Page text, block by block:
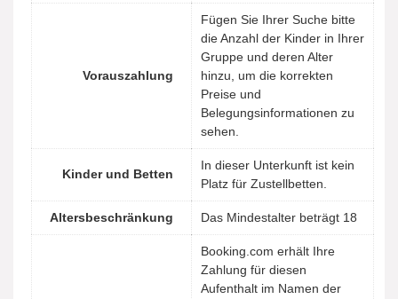
Vorauszahlung
Fügen Sie Ihrer Suche bitte
die Anzahl der Kinder in Ihrer
Gruppe und deren Alter
hinzu, um die korrekten
Preise und
Belegungsinformationen zu
sehen.
Kinder und Betten
In dieser Unterkunft ist kein
Platz für Zustellbetten.
Altersbeschränkung Das Mindestalter beträgt 18
Booking.com erhält Ihre
Zahlung für diesen
Aufenthalt im Namen der